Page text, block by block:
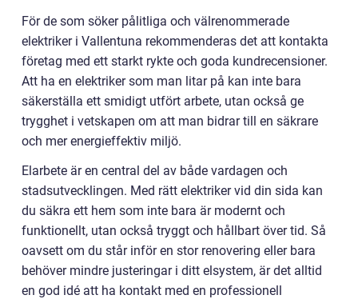
För de som söker pålitliga och välrenommerade
elektriker i Vallentuna rekommenderas det att kontakta
företag med ett starkt rykte och goda kundrecensioner.
Att ha en elektriker som man litar på kan inte bara
säkerställa ett smidigt utfört arbete, utan också ge
trygghet i vetskapen om att man bidrar till en säkrare
och mer energieffektiv miljö.
Elarbete är en central del av både vardagen och
stadsutvecklingen. Med rätt elektriker vid din sida kan
du säkra ett hem som inte bara är modernt och
funktionellt, utan också tryggt och hållbart över tid. Så
oavsett om du står inför en stor renovering eller bara
behöver mindre justeringar i ditt elsystem, är det alltid
en god idé att ha kontakt med en professionell